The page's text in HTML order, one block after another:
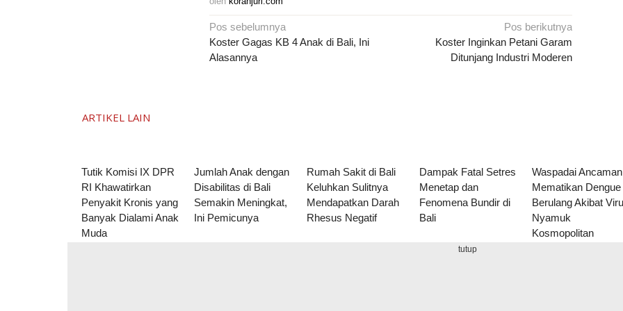
Navigasi
pos
Pos sebelumnya
Koster Gagas KB 4 Anak di Bali, Ini
Alasannya
Pos berikutnya
Koster Inginkan Petani Garam
Ditunjang Industri Moderen
ARTIKEL LAIN
Tutik Komisi IX DPR
RI Khawatirkan
Penyakit Kronis yang
Banyak Dialami Anak
Muda
Jumlah Anak dengan
Disabilitas di Bali
Semakin Meningkat,
Ini Pemicunya
Rumah Sakit di Bali
Keluhkan Sulitnya
Mendapatkan Darah
Rhesus Negatif
Dampak Fatal Setres
Menetap dan
Fenomena Bundir di
Bali
Waspadai Ancaman
Mematikan Dengue
Berulang Akibat
Nyamuk
Kosmopolitan
tutup